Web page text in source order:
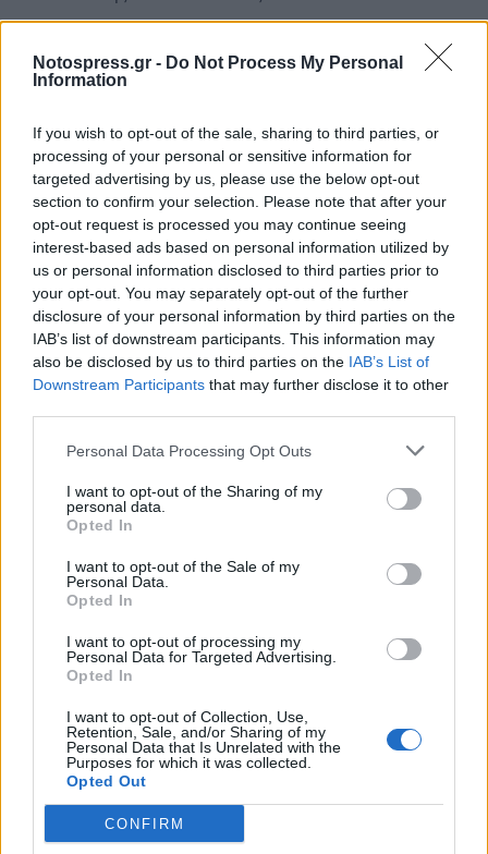
Notospress.gr - Do Not Process My Personal
Information
If you wish to opt-out of the sale, sharing to third parties, or
processing of your personal or sensitive information for
targeted advertising by us, please use the below opt-out
section to confirm your selection. Please note that after your
opt-out request is processed you may continue seeing
interest-based ads based on personal information utilized by
us or personal information disclosed to third parties prior to
your opt-out. You may separately opt-out of the further
disclosure of your personal information by third parties on the
IAB’s list of downstream participants. This information may
also be disclosed by us to third parties on the IAB’s List of
Downstream Participants that may further disclose it to other
Personal Data Processing Opt Outs
I want to opt-out of the Sharing of my
personal data.
Opted In
I want to opt-out of the Sale of my
Personal Data.
Opted In
I want to opt-out of processing my
Personal Data for Targeted Advertising.
Opted In
I want to opt-out of Collection, Use,
Retention, Sale, and/or Sharing of my
Personal Data that Is Unrelated with the
Purposes for which it was collected.
Opted Out
CONFIRM
Η Γενική Γραμματέας Καλλιόπη Μερεκούλια